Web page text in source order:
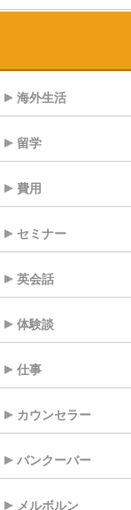
海外生活
留学
費用
セミナー
英会話
体験談
仕事
カウンセラー
バンクーバー
メルボルン